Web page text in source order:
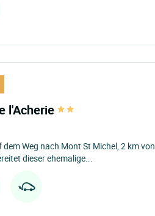
l'Acherie
Weg nach Mont St Michel, 2 km von
dieser ehemalige...